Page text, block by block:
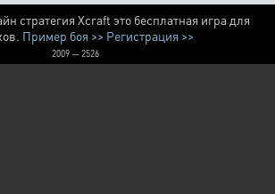
стратегия Xcraft это бесплатная игра для
Пример боя >> Регистрация >>
2009 — 2526